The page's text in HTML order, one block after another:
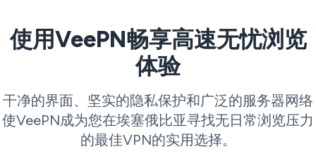
使用VeePN畅享高速无忧浏览
体验
干净的界面、坚实的隐私保护和广泛的服务器网络
使VeePN成为您在埃塞俄比亚寻找无日常浏览压力
的最佳VPN的实用选择。